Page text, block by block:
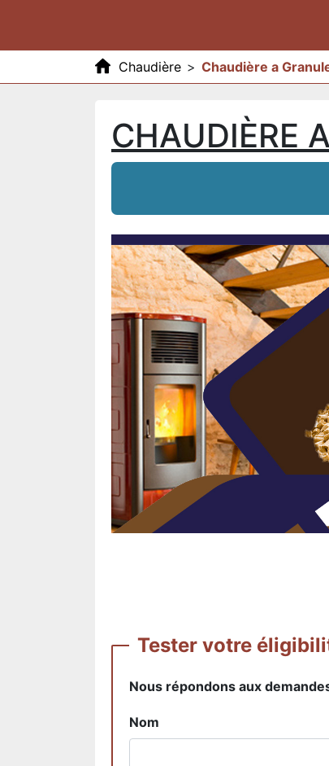
Chaudière > Chaudière a
CHAUDIÈRE
Tester votre
Nous répondons aux
Nom